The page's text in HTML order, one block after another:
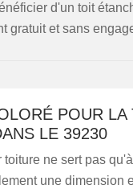
d'un toit
gratuit et sans
POUR LA
LE 39230
toiture ne sert pas
une dimension